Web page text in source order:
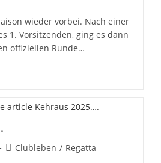
wieder vorbei. Nach einer
1. Vorsitzenden, ging es dann
offiziellen Runde…
Beitrags-
Clubleben / Regatta